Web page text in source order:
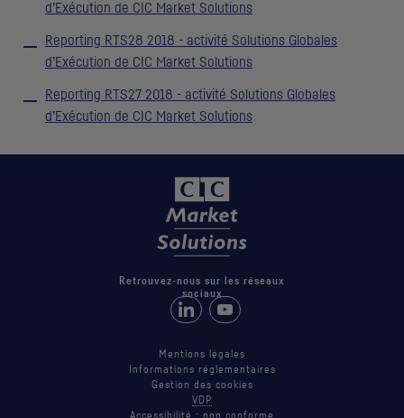
d’Exécution de CIC Market Solutions
Reporting RTS28 2018 - activité Solutions Globales
d’Exécution de CIC Market Solutions
Reporting RTS27 2018 - activité Solutions Globales
d’Exécution de CIC Market Solutions
Retrouvez-nous sur les réseaux
sociaux
Retrouvez-nous sur LinkedIn
Suivez-nous sur Youtube
Mentions légales
Informations réglementaires
Gestion des cookies
VDP
Accessibilité : non conforme